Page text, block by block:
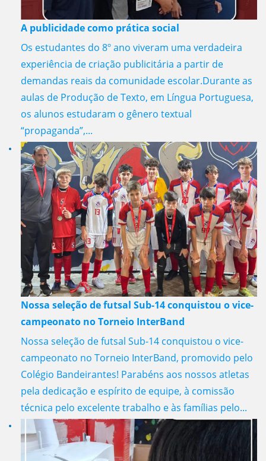
A publicidade como prática social
Os estudantes do 8º ano viveram uma verdadeira
experiência de criação publicitária a partir de
demandas reais da comunidade escolar.Durante as
aulas de Produção de Texto, em Língua Portuguesa,
os alunos estudaram o gênero textual
“propaganda”,...
Nossa seleção de futsal Sub-14 conquistou o vice-
campeonato no Torneio InterBand
Nossa seleção de futsal Sub-14 conquistou o vice-
campeonato no Torneio InterBand, promovido pelo
Colégio Bandeirantes! Parabéns aos nossos atletas
pela dedicação e espírito de equipe, à comissão
técnica pelo excelente trabalho e às famílias pelo...